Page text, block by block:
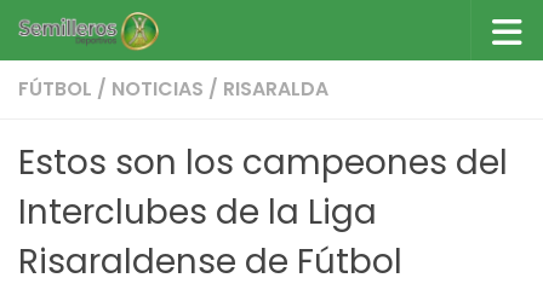
Saltar al contenido
FÚTBOL / NOTICIAS / RISARALDA
Estos son los campeones del
Interclubes de la Liga
Risaraldense de Fútbol